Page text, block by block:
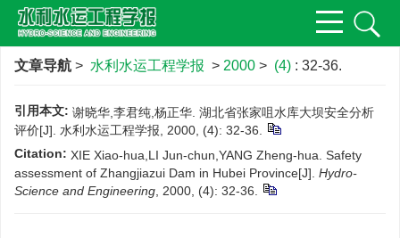
文章导航 > 水利水运工程学报 > 2000 > (4) : 32-36.
引用本文: 谢晓华,李君纯,杨正华. 湖北省张家咀水库大坝安全分析
评价[J]. 水利水运工程学报, 2000, (4): 32-36.
Citation: XIE Xiao-hua,LI Jun-chun,YANG Zheng-hua. Safety
assessment of Zhangjiazui Dam in Hubei Province[J]. Hydro-
Science and Engineering , 2000, (4): 32-36.